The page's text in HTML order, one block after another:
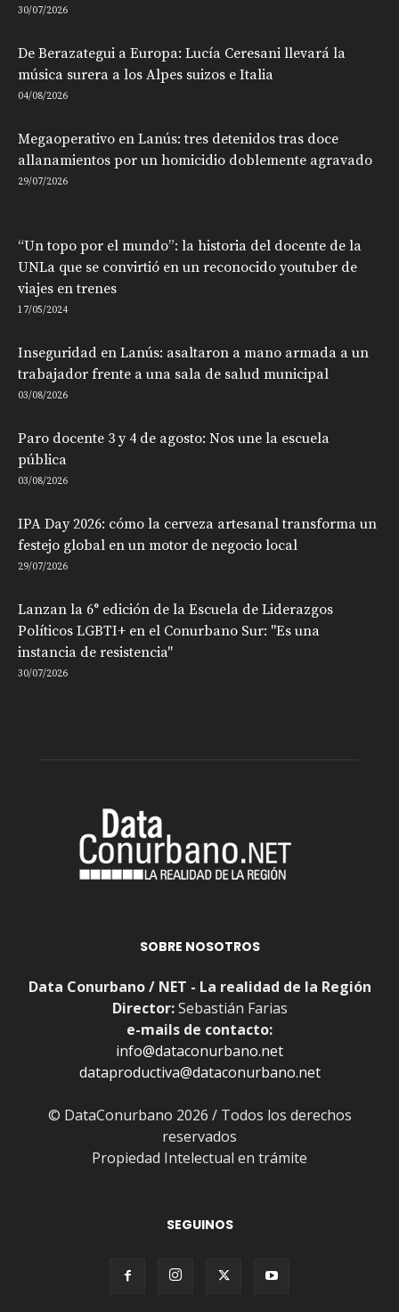
30/07/2026
De Berazategui a Europa: Lucía Ceresani llevará la
música surera a los Alpes suizos e Italia
04/08/2026
Megaoperativo en Lanús: tres detenidos tras doce
allanamientos por un homicidio doblemente agravado
29/07/2026
“Un topo por el mundo”: la historia del docente de la
UNLa que se convirtió en un reconocido youtuber de
viajes en trenes
17/05/2024
Inseguridad en Lanús: asaltaron a mano armada a un
trabajador frente a una sala de salud municipal
03/08/2026
Paro docente 3 y 4 de agosto: Nos une la escuela
pública
03/08/2026
IPA Day 2026: cómo la cerveza artesanal transforma un
festejo global en un motor de negocio local
29/07/2026
Lanzan la 6° edición de la Escuela de Liderazgos
Políticos LGBTI+ en el Conurbano Sur: "Es una
instancia de resistencia"
30/07/2026
SOBRE NOSOTROS
Data Conurbano / NET - La realidad de la Región
Director:Sebastián Farias
e-mails de contacto:
info@dataconurbano.net
dataproductiva@dataconurbano.net
© DataConurbano 2026 / Todos los derechos
reservados
Propiedad Intelectual en trámite
SEGUINOS